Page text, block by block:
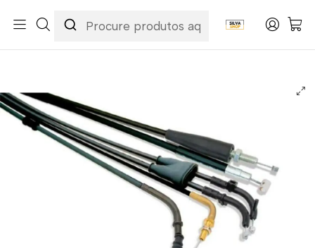
Acessórios & Personalização
Cabos
Cabos de Embraiagem
Cabo de Embraiagem Honda XL 1000 V Varadero 99-02